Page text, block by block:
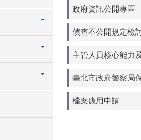
政府資訊公開專區
偵查不公開規定檢
主管人員核心能力
臺北市政府警察局
檔案應用申請